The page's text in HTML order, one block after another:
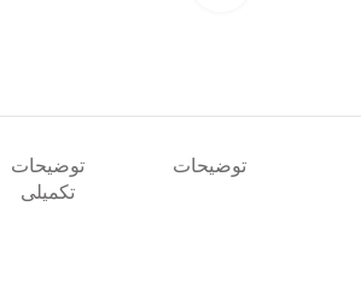
توضیحات
توضیحات
تکمیلی